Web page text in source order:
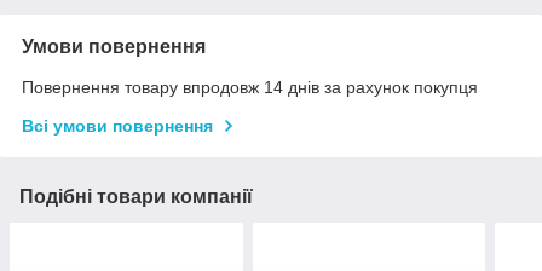
Умови повернення
Повернення товару впродовж 14 днів за рахунок покупця
Всі умови повернення
Подібні товари компанії